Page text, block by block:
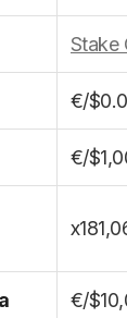
Stake
€/
€/
€/